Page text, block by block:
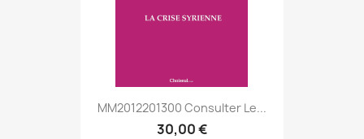
MM2012201300 Consulter Le...
30,00 €